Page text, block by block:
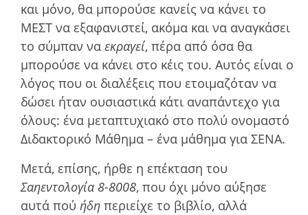
και µόνο, θα µπορούσε κανείς να κάνει το
ΜΕΣΤ να εξαφανιστεί, ακόµα και να αναγκάσει
το σύµπαν να εκραγεί, πέρα από όσα θα
µπορούσε να κάνει στο κέις του. Αυτός είναι ο
λόγος που οι διαλέξεις που ετοιµαζόταν να
δώσει ήταν ουσιαστικά κάτι αναπάντεχο για
όλους: ένα µεταπτυχιακό στο πολύ ονοµαστό
Διδακτορικό Μάθηµα – ένα µάθηµα για ΣΕΝΑ.
Μετά, επίσης, ήρθε η επέκταση του
Σαηεντολογία 8-8008, που όχι µόνο αύξησε
αυτά πού ήδη περιείχε το βιβλίο, αλλά